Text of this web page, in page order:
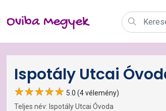
Oviba Megyek
Ispotály Utcai
5.0 (4 vélemény)
Teljes név: Ispotály Utcai Óvoda